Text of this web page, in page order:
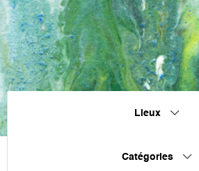
Lieux
Catégories